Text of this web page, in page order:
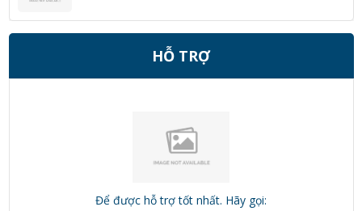
HỖ TRỢ
Để được hỗ trợ tốt nhất. Hãy gọi: